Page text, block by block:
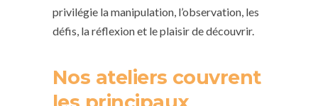
privilégie la manipulation, l’observation, les
défis, la réflexion et le plaisir de découvrir.
Nos ateliers couvrent